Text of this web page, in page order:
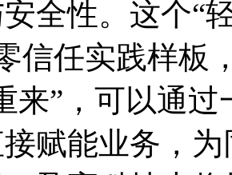
全性。这个“
信任实践样板
来”，可以通
赋能业务，